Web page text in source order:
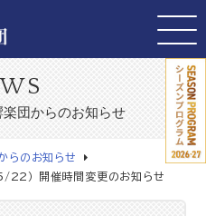
団からのお知らせ
らのお知らせ
22） 開催時間変更のお知らせ